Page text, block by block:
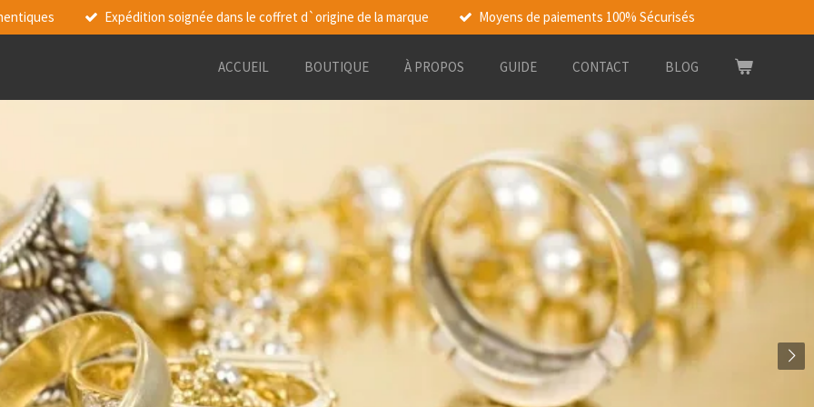
Expédition soignée dans le coffret d`origine de la marque Moyens de paiements 100% Sécurisés
ACCUEIL BOUTIQUE À PROPOS GUIDE CONTACT BLOG